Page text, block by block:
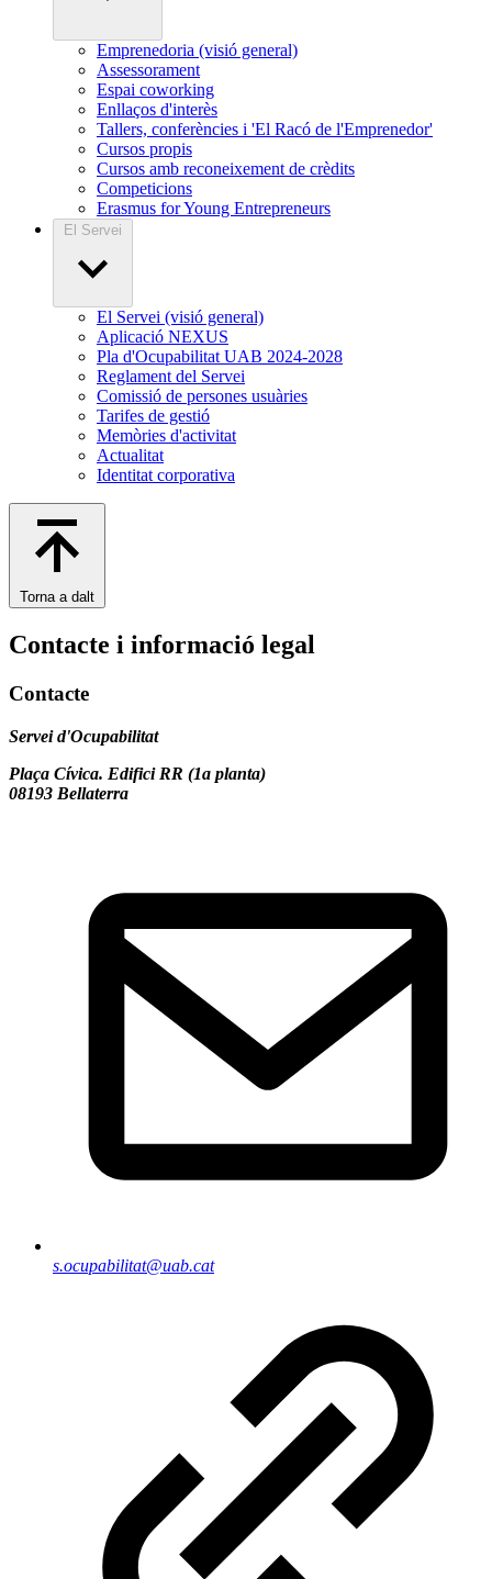
Emprenedoria (visió general)
Assessorament
Espai coworking
Enllaços d'interès
Tallers, conferències i 'El Racó de l'Emprenedor'
Cursos propis
Cursos amb reconeixement de crèdits
Competicions
Erasmus for Young Entrepreneurs
El Servei
El Servei (visió general)
Aplicació NEXUS
Pla d'Ocupabilitat UAB 2024-2028
Reglament del Servei
Comissió de persones usuàries
Tarifes de gestió
Memòries d'activitat
Actualitat
Identitat corporativa
Torna a dalt
Contacte i informació legal
Contacte
Servei d'Ocupabilitat
Plaça Cívica. Edifici RR (1a planta)
08193 Bellaterra
s.ocupabilitat@uab.cat